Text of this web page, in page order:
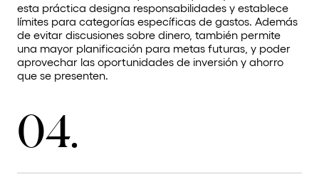
esta práctica designa responsabilidades y establece
límites para categorías específicas de gastos. Además
de evitar discusiones sobre dinero, también permite
una mayor planificación para metas futuras, y poder
aprovechar las oportunidades de inversión y ahorro
que se presenten.
04.